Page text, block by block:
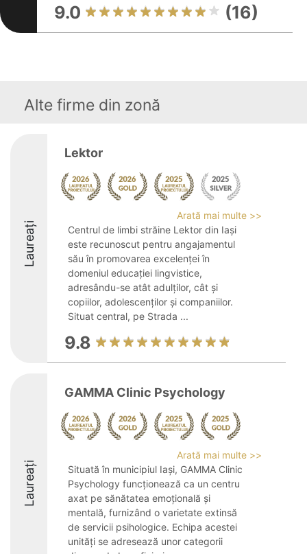
9.0 (16)
Alte firme din zonă
Laureați
Lektor
Arată mai multe >>
Centrul de limbi străine Lektor din Iași
este recunoscut pentru angajamentul
său în promovarea excelenței în
domeniul educației lingvistice,
adresându-se atât adulților, cât și
copiilor, adolescenților și companiilor.
Situat central, pe Strada ...
9.8
Laureați
GAMMA Clinic Psychology
Arată mai multe >>
Situată în municipiul Iași, GAMMA Clinic
Psychology funcționează ca un centru
axat pe sănătatea emoțională și
mentală, furnizând o varietate extinsă
de servicii psihologice. Echipa acestei
unități se adresează unor categorii